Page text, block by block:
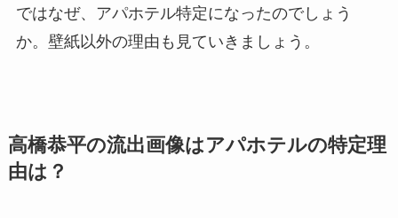
ではなぜ、アパホテル特定になったのでしょう
か。壁紙以外の理由も見ていきましょう。
高橋恭平の流出画像はアパホテルの特定理
由は？